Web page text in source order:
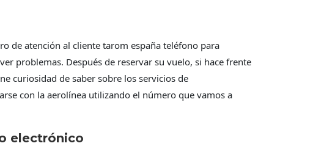
de atención al cliente tarom españa teléfono para
problemas. Después de reservar su vuelo, si hace frente
curiosidad de saber sobre los servicios de
con la aerolínea utilizando el número que vamos a
electrónico